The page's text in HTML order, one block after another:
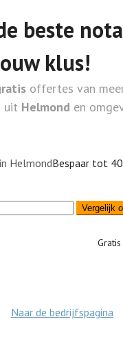
beste
klus!
offertes van
uit Helmond en
HelmondBespaar tot
Vergelijk
Naar de bedrijfspagina